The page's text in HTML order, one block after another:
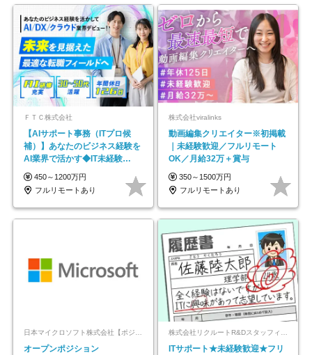
ＦＴＣ株式会社
【AIサポート事務（ITプロ候
補）】あなたのビジネス経験を
AI業界で活かす◆IT未経験
OK◆目指せるコンサル
450～1200万円
フルリモートあり
株式会社viralinks
動画編集クリエイター※初掲載
｜未経験歓迎／フルリモート
OK／月給32万＋賞与
350～1500万円
フルリモートあり
オープンポジション
ITサポート★未経験歓迎★フリ